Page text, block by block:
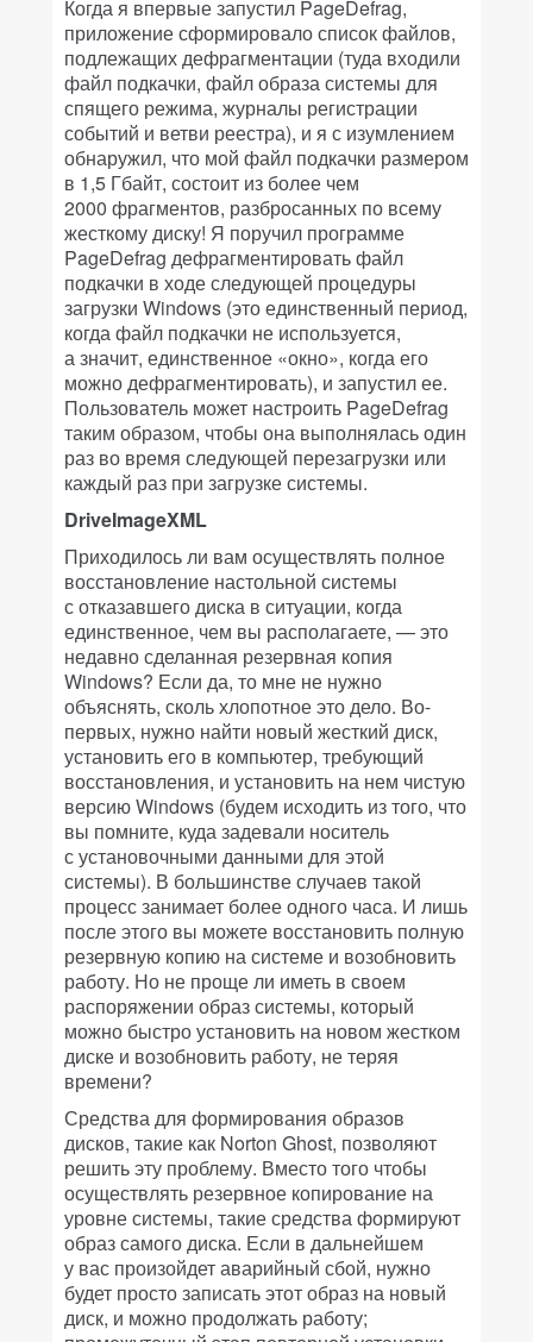
Когда я впервые запустил PageDefrag,
приложение сформировало список файлов,
подлежащих дефрагментации (туда входили
файл подкачки, файл образа системы для
спящего режима, журналы регистрации
событий и ветви реестра), и я с изумлением
обнаружил, что мой файл подкачки размером
в 1,5 Гбайт, состоит из более чем
2000 фрагментов, разбросанных по всему
жесткому диску! Я поручил программе
PageDefrag дефрагментировать файл
подкачки в ходе следующей процедуры
загрузки Windows (это единственный период,
когда файл подкачки не используется,
а значит, единственное «окно», когда его
можно дефрагментировать), и запустил ее.
Пользователь может настроить PageDefrag
таким образом, чтобы она выполнялась один
раз во время следующей перезагрузки или
каждый раз при загрузке системы.
DriveImageXML
Приходилось ли вам осуществлять полное
восстановление настольной системы
с отказавшего диска в ситуации, когда
единственное, чем вы располагаете, — это
недавно сделанная резервная копия
Windows? Если да, то мне не нужно
объяснять, сколь хлопотное это дело. Во-
первых, нужно найти новый жесткий диск,
установить его в компьютер, требующий
восстановления, и установить на нем чистую
версию Windows (будем исходить из того, что
вы помните, куда задевали носитель
с установочными данными для этой
системы). В большинстве случаев такой
процесс занимает более одного часа. И лишь
после этого вы можете восстановить полную
резервную копию на системе и возобновить
работу. Но не проще ли иметь в своем
распоряжении образ системы, который
можно быстро установить на новом жестком
диске и возобновить работу, не теряя
времени?
Средства для формирования образов
дисков, такие как Norton Ghost, позволяют
решить эту проблему. Вместо того чтобы
осуществлять резервное копирование на
уровне системы, такие средства формируют
образ самого диска. Если в дальнейшем
у вас произойдет аварийный сбой, нужно
будет просто записать этот образ на новый
диск, и можно продолжать работу;